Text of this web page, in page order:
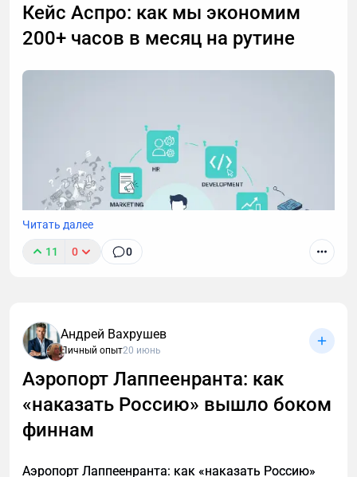
После 40 лет привычные методы тренировок для
пошаговая стратегия для мужчин: как преодолеть
Кейс Аспро: как мы экономим
200+ часов в месяц на рутине
Читать далее
11 0 0
Андрей Вахрушев
Личный опыт20 июнь
Аэропорт Лаппеенранта: как
«наказать Россию» вышло боком
финнам
Аэропорт Лаппеенранта: как «наказать Россию»